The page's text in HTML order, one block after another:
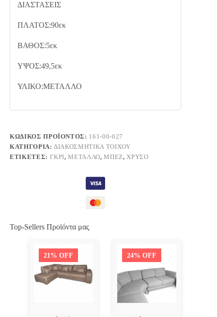
ΔΙΑΣΤΑΣΕΙΣ
ΠΛΑΤΟΣ:90εκ
ΒΑΘΟΣ:5εκ
ΥΨΟΣ:49,5εκ
ΥΛΙΚΟ:ΜΕΤΑΛΛΟ
ΚΩΔΙΚΌΣ ΠΡΟΪΌΝΤΟΣ: 161-00-027
ΚΑΤΗΓΟΡΊΑ:ΔΙΑΚΟΣΜΗΤΙΚΆ ΤΟΊΧΟΥ
ΕΤΙΚΈΤΕΣ: ΓΚΡΙ,ΜΈΤΑΛΛΟ,ΜΠΕΖ,ΧΡΥΣΌ
Top-Sellers Προϊόντα μας
21% OFF 24% OFF